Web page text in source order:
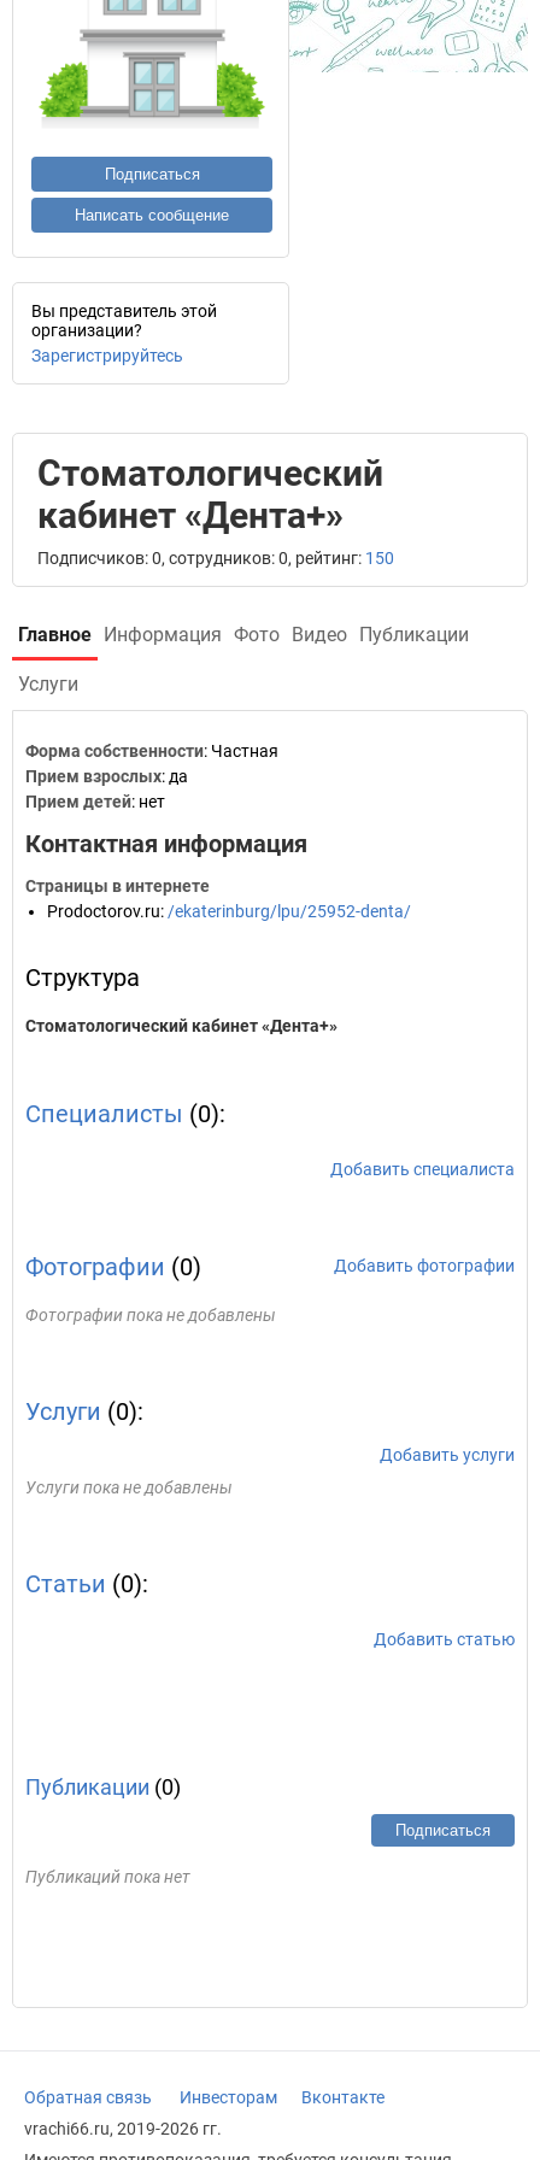
Подписаться
Написать сообщение
Вы представитель этой
организации?
Зарегистрируйтесь
Стоматологический
кабинет «Дента+»
Подписчиков: 0, сотрудников: 0, рейтинг: 150
Главное Информация Фото Видео Публикации
Услуги
Форма собственности: Частная
Прием взрослых: да
Прием детей: нет
Контактная информация
Страницы в интернете
Prodoctorov.ru: /ekaterinburg/lpu/25952-denta/
Структура
Стоматологический кабинет «Дента+»
Специалисты (0):
Добавить специалиста
Фотографии (0) Добавить фотографии
Фотографии пока не добавлены
Услуги (0):
Добавить услуги
Услуги пока не добавлены
Статьи (0):
Добавить статью
Публикации (0)
Подписаться
Публикаций пока нет
Обратная связь Инвесторам
Вконтакте
vrachi66.ru, 2019-2026 гг.